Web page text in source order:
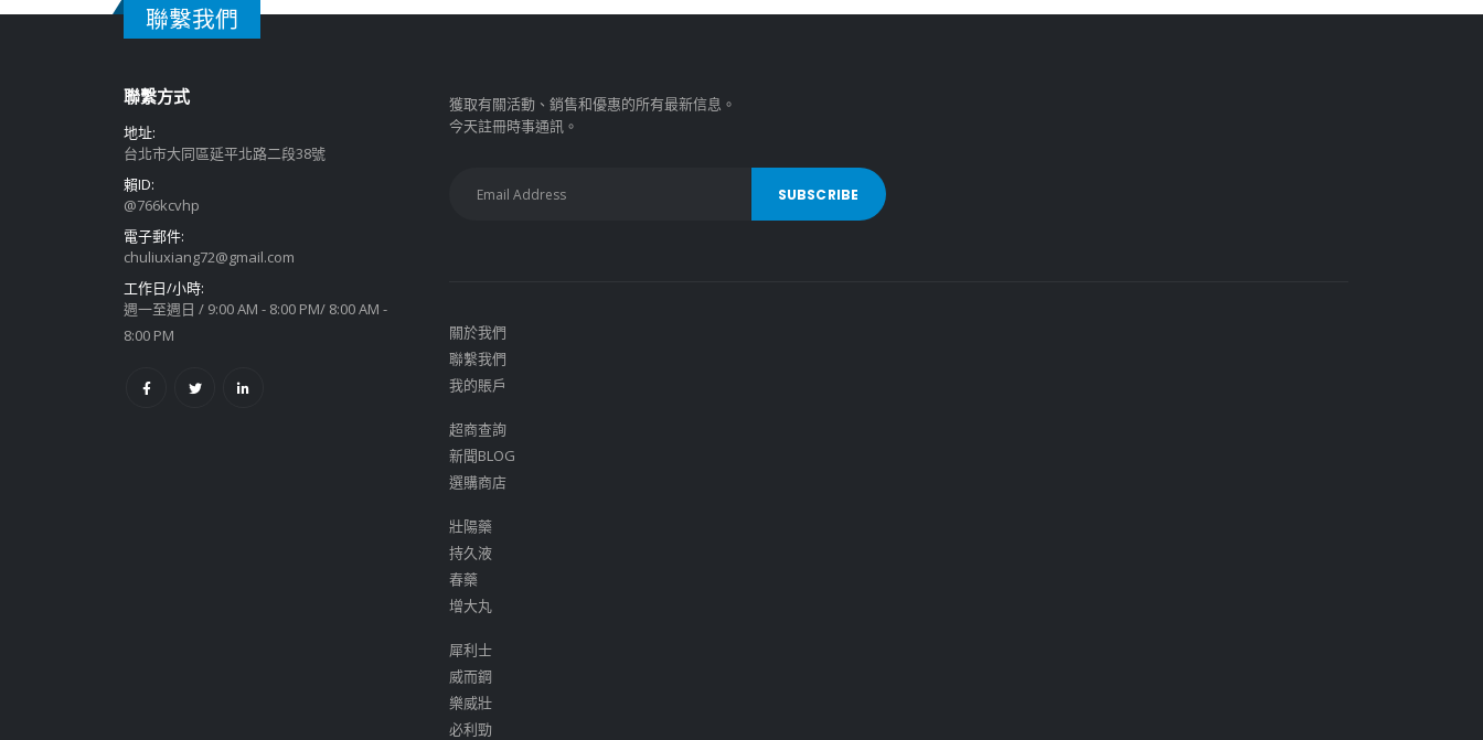
聯繫我們
聯繫方式
地址:
台北市大同區延平北路二段38號
賴ID:
@766kcvhp
電子郵件:
chuliuxiang72@gmail.com
工作日/小時:
週一至週日 / 9:00 AM - 8:00 PM/ 8:00 AM -
8:00 PM
獲取有關活動、銷售和優惠的所有最新信息。
今天註冊時事通訊。
關於我們
聯繫我們
我的賬戶
超商查詢
新聞BLOG
選購商店
壯陽藥
持久液
春藥
增大丸
犀利士
威而鋼
樂威壯
必利勁